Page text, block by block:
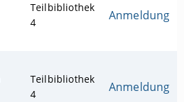
Teilbibliothek
4
Anmeldung
Teilbibliothek
4
Anmeldung